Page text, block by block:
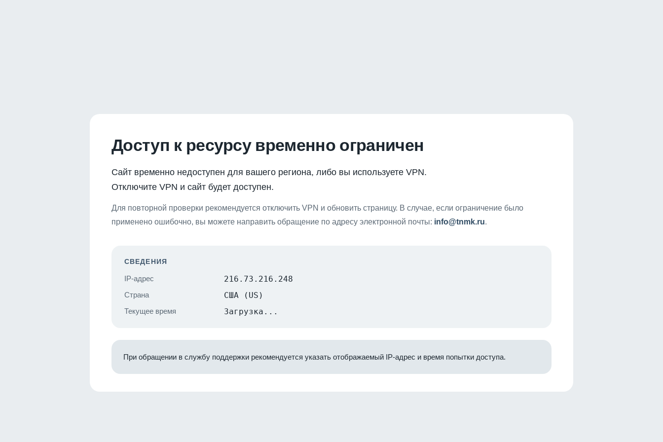
Доступ к ресурсу временно ограничен
Сайт временно недоступен для вашего региона, либо вы используете VPN.
Отключите VPN и сайт будет доступен.
Для повторной проверки рекомендуется отключить VPN и обновить страницу. В случае, если ограничение было
применено ошибочно, вы можете направить обращение по адресу электронной почты: info@tnmk.ru.
СВЕДЕНИЯ
IP-адрес 216.73.216.248
Страна США (US)
Текущее время Загрузка...
При обращении в службу поддержки рекомендуется указать отображаемый IP-адрес и время попытки доступа.